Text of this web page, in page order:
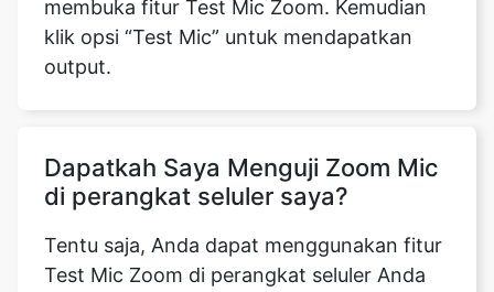
membuka fitur Test Mic Zoom. Kemudian
klik opsi “Test Mic” untuk mendapatkan
output.
Dapatkah Saya Menguji Zoom Mic
di perangkat seluler saya?
Tentu saja, Anda dapat menggunakan fitur
Test Mic Zoom di perangkat seluler Anda